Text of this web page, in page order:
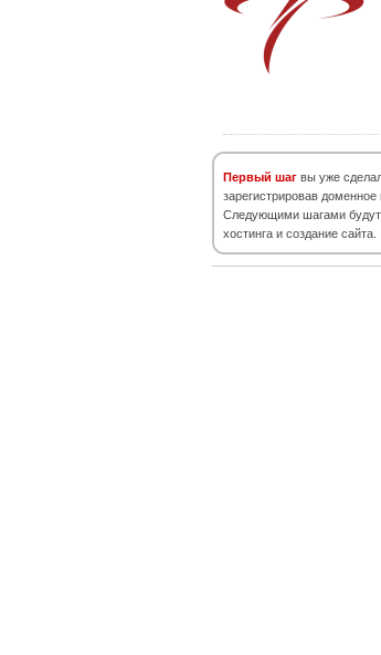
Первый шаг вы уже
зарегистрировав доменное
Следующими шагами будут
хостинга и создание сайта.